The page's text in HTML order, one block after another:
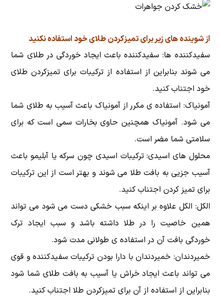
از شوینده های زیر برای تمیزکردن طلای خود استفاده نکنید
سفیدکننده ها: سفیدکننده باعث ایجاد خوردگی در طلای شما
می شوند بنابراین از استفاده از ترکیبات برای تمیزکردن طلای
خود اجتناب کنید.
آمونیاک: استفاده ی مکرر از آمونیاک باعث آسیب به طلای شما
می شود. آمونیاک همچنین حاوی بخارات سمی است که برای
سلامتی شما مضر است.
محلول های اسیدی: ترکیبات اسیدی چون سرکه یا آبلیمو باعث
آسیب جزیی به بافت طلا می شوند و بهتر است از این ترکیبات
برای تمیز کردن اجتناب کنید.
الکل: الکل علاوه بر اینکه سبب خشکی دست می شود می تواند
همین خاصیت را در طلا داشته باشد و سبب ایجاد ترک
خوردگی بافت آن در استفاده ی طولانی مدت شود.
خمیردندان: خمیردندان با دارا بودن ترکیبات سفیدکننده و قوی
می تواند باعث ایجاد خراش یا آسیب به بافت طلای شما شود
بنابراین از استفاده از آن برای تمیزکردن طلا اجتناب کنید.